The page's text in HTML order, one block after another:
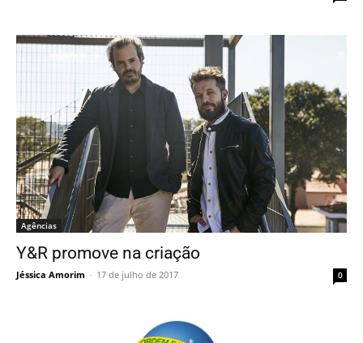
Agências
Y&R promove na criação
Jéssica Amorim - 17 de julho de 2017 0